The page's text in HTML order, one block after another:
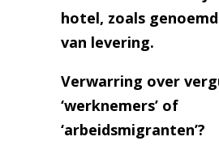
hotel, zoals
van levering.
Verwarring over
‘werknemers’ of
‘arbeidsmigranten’?